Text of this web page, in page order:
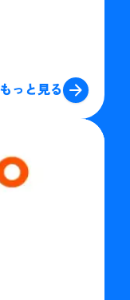
もっと見る